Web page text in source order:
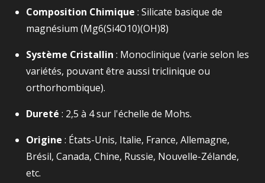
Composition Chimique : Silicate basique de
magnésium (Mg6​(Si4​O10​)(OH)8​)
Système Cristallin : Monoclinique (varie selon les
variétés, pouvant être aussi triclinique ou
orthorhombique).
Dureté : 2,5 à 4 sur l'échelle de Mohs.
Origine : États-Unis, Italie, France, Allemagne,
Brésil, Canada, Chine, Russie, Nouvelle-Zélande,
etc.